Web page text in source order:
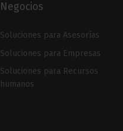
Negocios
Soluciones para Asesorías
Soluciones para Empresas
Soluciones para Recursos
humanos